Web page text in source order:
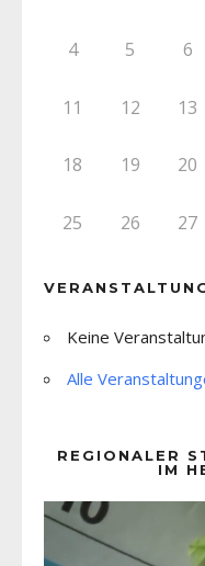
4 5 6
11 12 13
18 19 20
25 26 27
Keine
Alle
REGIONALER
IM